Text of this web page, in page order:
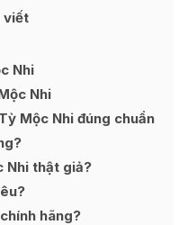
viết
Nhi
Nhi
Mộc Nhi đúng chuẩn
Nhi thật giả?
hãng?